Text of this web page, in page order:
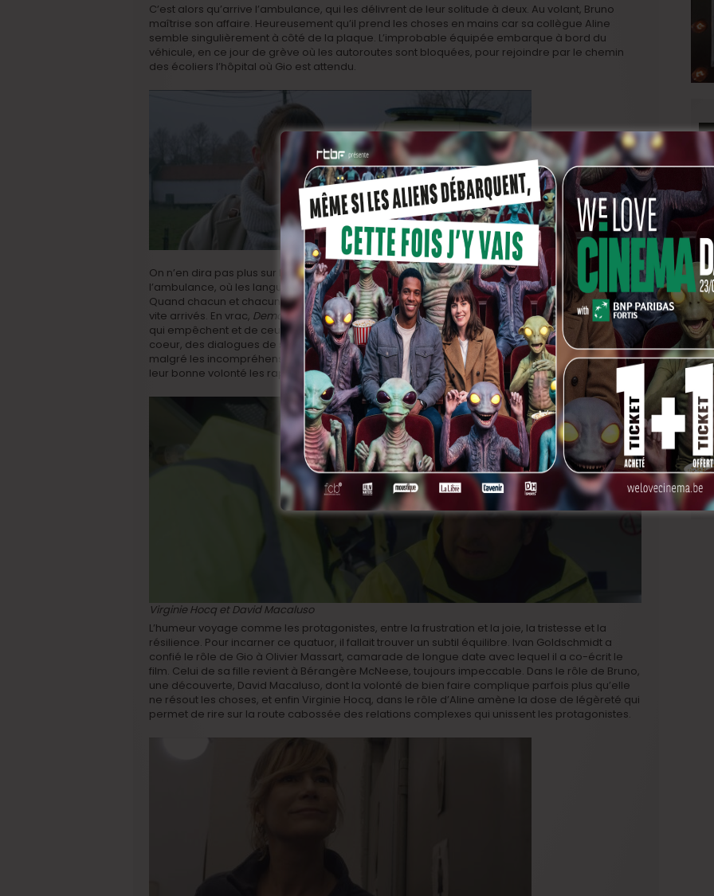
C’est alors qu’arrive l’ambulance, qui les délivrent de leur solitude à deux. Au volant, Bruno
maîtrise son affaire. Heureusement qu’il prend les choses en mains car sa collègue Aline
semble singulièrement à côté de la plaque. L’improbable équipée embarque à bord du
véhicule, en ce jour de grève où les autoroutes sont bloquées, pour rejoindre par le chemin
des écoliers l’hôpital où Gio est attendu.
On n’en dira pas plus sur les étapes de ce slow road-trip, véritable huis clos mobile au sein de
l’ambulance, où les langues fourchent en attendant que les coeurs soient soignés, ou réparés.
Quand chacun et chacune a quelque chose à cacher, les malentendus et les quiproquos sont
vite arrivés. En vrac, Demain, si tout va bienparle des liens familiaux qui se défont, des territoires
qui empêchent et de ceux qui rassurent, des transfuges de classe et des communautés de
coeur, des dialogues de sourds et des cris du coeur. C’est une comédie des sentiments, où
malgré les incompréhensions plus ou moins fondamentales qui séparent les personnages,
leur bonne volonté les rapproche ou leur fait voir les choses sous un autre jour.
Virginie Hocq et David Macaluso
L’humeur voyage comme les protagonistes, entre la frustration et la joie, la tristesse et la
résilience. Pour incarner ce quatuor, il fallait trouver un subtil équilibre. Ivan Goldschmidt a
confié le rôle de Gio à Olivier Massart, camarade de longue date avec lequel il a co-écrit le
film. Celui de sa fille revient à Bérangère McNeese, toujours impeccable. Dans le rôle de Bruno,
une découverte, David Macaluso, dont la volonté de bien faire complique parfois plus qu’elle
ne résout les choses, et enfin Virginie Hocq, dans le rôle d’Aline amène la dose de légèreté qui
permet de rire sur la route cabossée des relations complexes qui unissent les protagonistes.